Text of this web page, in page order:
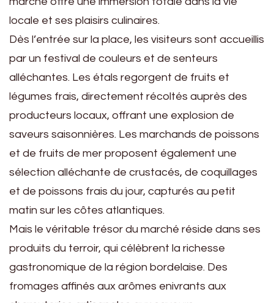
locale et ses plaisirs culinaires.
Dès l’entrée sur la place, les visiteurs sont accueillis
par un festival de couleurs et de senteurs
alléchantes. Les étals regorgent de fruits et
légumes frais, directement récoltés auprès des
producteurs locaux, offrant une explosion de
saveurs saisonnières. Les marchands de poissons
et de fruits de mer proposent également une
sélection alléchante de crustacés, de coquillages
et de poissons frais du jour, capturés au petit
matin sur les côtes atlantiques.
Mais le véritable trésor du marché réside dans ses
produits du terroir, qui célèbrent la richesse
gastronomique de la région bordelaise. Des
fromages affinés aux arômes enivrants aux